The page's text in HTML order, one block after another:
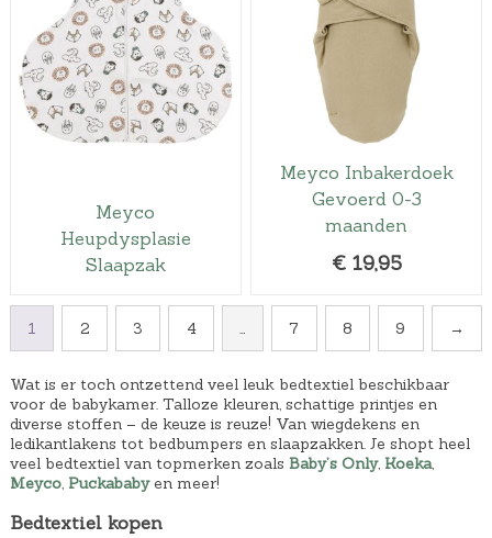
Meyco
Heupdysplasie
Slaapzak
Meyco Inbakerdoek
Gevoerd 0-3
maanden
€ 19,95
1 2 3 4 … 7 8 9 →
Wat is er toch ontzettend veel leuk bedtextiel beschikbaar
voor de babykamer. Talloze kleuren, schattige printjes en
diverse stoffen – de keuze is reuze! Van wiegdekens en
ledikantlakens tot bedbumpers en slaapzakken. Je shopt heel
veel bedtextiel van topmerken zoals Baby’s Only, Koeka,
Meyco, Puckababyen meer!
Bedtextiel kopen